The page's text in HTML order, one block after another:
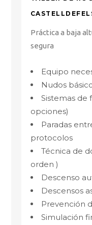
Práctica a baja
segura
Equipo
Nudos
Sistemas de
opciones)
Paradas
protocolos
Técnica de
orden )
Descenso
Descensos
Prevención
Simulación